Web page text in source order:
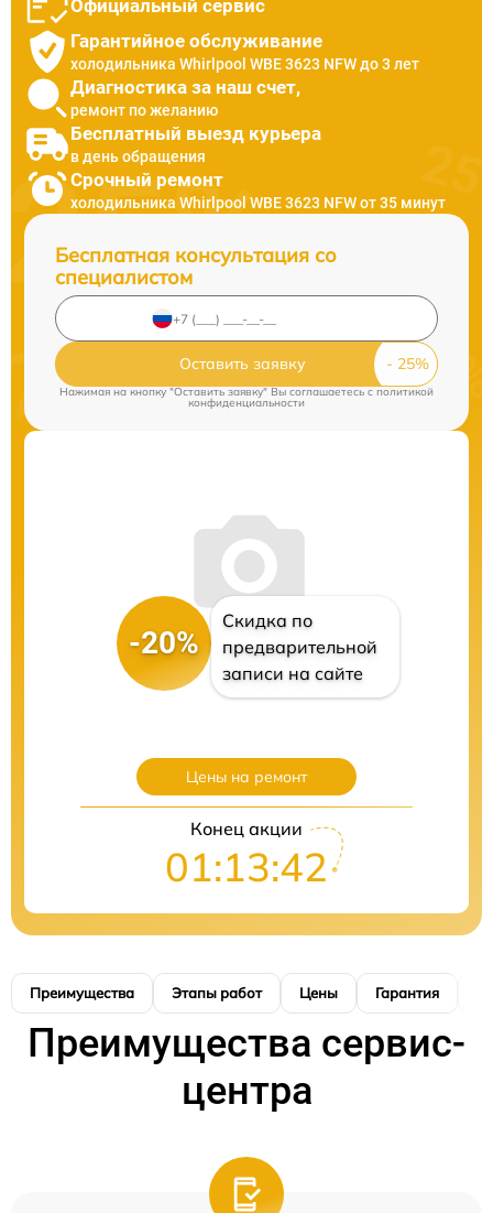
Официальный сервис
Гарантийное обслуживание
холодильника Whirlpool WBE 3623 NFW до 3 лет
Диагностика за наш счет,
ремонт по желанию
Бесплатный выезд курьера
в день обращения
Срочный ремонт
холодильника Whirlpool WBE 3623 NFW от 35 минут
Бесплатная консультация со
специалистом
Оставить заявку
Нажимая на кнопку "Оставить заявку" Вы соглашаетесь c политикой
конфиденциальности
-20%
Скидка по
предварительной
записи на сайте
Цены на ремонт
Конец акции
01:13:41
Преимущества Этапы работ Цены Гарантия
Преимущества сервис-
центра